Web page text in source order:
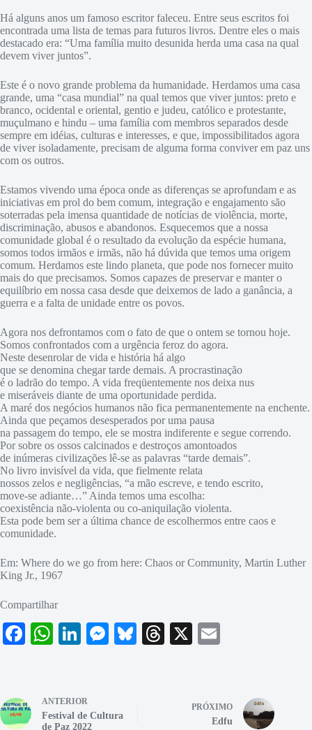
Há alguns anos um famoso escritor faleceu. Entre seus escritos foi
encontrada uma lista de temas para futuros livros. Dentre eles o mais
destacado era: “Uma família muito desunida herda uma casa na qual
devem viver juntos”.
Este é o novo grande problema da humanidade. Herdamos uma casa
grande, uma “casa mundial” na qual temos que viver juntos: preto e
branco, ocidental e oriental, gentio e judeu, católico e protestante,
muçulmano e hindu – uma família com membros separados desde
sempre em idéias, culturas e interesses, e que, impossibilitados agora
de viver isoladamente, precisam de alguma forma conviver em paz uns
com os outros.
Estamos vivendo uma época onde as diferenças se aprofundam e as
iniciativas em prol do bem comum, integração e engajamento são
soterradas pela imensa quantidade de notícias de violência, morte,
discriminação, abusos e abandonos. Esquecemos que a nossa
comunidade global é o resultado da evolução da espécie humana,
somos todos irmãos e irmãs, não há dúvida que temos uma origem
comum. Herdamos este lindo planeta, que pode nos fornecer muito
mais do que precisamos. Somos capazes de preservar e manter o
equilíbrio em nossa casa desde que deixemos de lado a ganância, a
guerra e a falta de unidade entre os povos.
Agora nos defrontamos com o fato de que o ontem se tornou hoje.
Somos confrontados com a urgência feroz do agora.
Neste desenrolar de vida e história há algo
que se denomina chegar tarde demais. A procrastinação
é o ladrão do tempo. A vida freqüentemente nos deixa nus
e miseráveis diante de uma oportunidade perdida.
A maré dos negócios humanos não fica permanentemente na enchente.
Ainda que peçamos desesperados por uma pausa
na passagem do tempo, ele se mostra indiferente e segue correndo.
Por sobre os ossos calcinados e destroços amontoados
de inúmeras civilizações lê-se as palavras “tarde demais”.
No livro invisível da vida, que fielmente relata
nossos zelos e negligências, “a mão escreve, e tendo escrito,
move-se adiante…” Ainda temos uma escolha:
coexistência não-violenta ou co-aniquilação violenta.
Esta pode bem ser a última chance de escolhermos entre caos e
comunidade.
Em: Where do we go from here: Chaos or Community, Martin Luther
King Jr., 1967
Compartilhar
Fa
ok
W
A
pp
Li
In
M
er
Bl
T
X
ANTERIOR
Festival de Cultura
de Paz 2022
PRÓXIMO
Edfu